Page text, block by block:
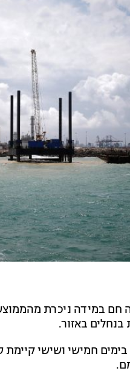
חם במידה ניכרת
באזור.
חמישי ושישי קיימת